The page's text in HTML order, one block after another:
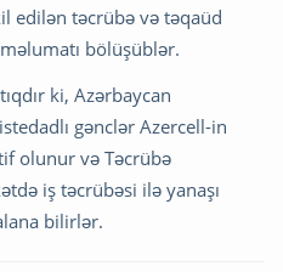
edilən təcrübə və təqaüd
bölüşüblər.
ki, Azərbaycan
gənclər Azercell-in
olunur və Təcrübə
iş təcrübəsi ilə yanaşı
bilirlər.